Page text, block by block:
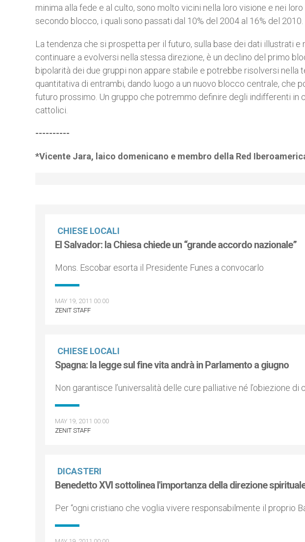
minima alla fede e al culto, sono molto vicini nella loro visione e nei
secondo blocco, i quali sono passati dal 10% del 2004 al 16% del 2010.
La tendenza che si prospetta per il futuro, sulla base dei dati illustrati
continuare a evolversi nella stessa direzione, è un declino del primo
bipolarità dei due gruppi non appare stabile e potrebbe risolversi nella
quantitativa di entrambi, dando luogo a un nuovo blocco centrale, che
futuro prossimo. Un gruppo che potremmo definire degli indifferenti in
cattolici.
----------
*Vicente Jara, laico domenicano e membro della Red
CHIESE LOCALI
El Salvador: la Chiesa chiede un “grande accordo nazionale”
Mons. Escobar esorta il Presidente Funes a convocarlo
MAY 19, 2011 00:00
ZENIT STAFF
CHIESE LOCALI
Spagna: la legge sul fine vita andrà in Parlamento a giugno
Non garantisce l’universalità delle cure palliative né l’obiezione di
MAY 19, 2011 00:00
ZENIT STAFF
DICASTERI
Benedetto XVI sottolinea l'importanza della direzione
Per “ogni cristiano che voglia vivere responsabilmente il proprio